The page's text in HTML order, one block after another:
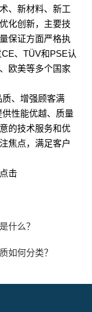
、新材料、新工
化创新，主要技
保证方面严格执
、TÜV和PSE认
欧美等多个国家
质、增强顾客满
性能优越、质量
的技术服务和优
焦点，满足客户
击
什么？
如何分类？